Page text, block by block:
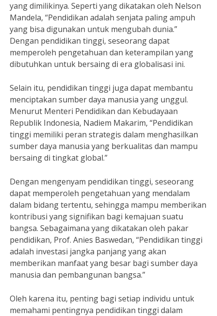
yang dimilikinya. Seperti yang dikatakan oleh Nelson
Mandela, “Pendidikan adalah senjata paling ampuh
yang bisa digunakan untuk mengubah dunia.”
Dengan pendidikan tinggi, seseorang dapat
memperoleh pengetahuan dan keterampilan yang
dibutuhkan untuk bersaing di era globalisasi ini.
Selain itu, pendidikan tinggi juga dapat membantu
menciptakan sumber daya manusia yang unggul.
Menurut Menteri Pendidikan dan Kebudayaan
Republik Indonesia, Nadiem Makarim, “Pendidikan
tinggi memiliki peran strategis dalam menghasilkan
sumber daya manusia yang berkualitas dan mampu
bersaing di tingkat global.”
Dengan mengenyam pendidikan tinggi, seseorang
dapat memperoleh pengetahuan yang mendalam
dalam bidang tertentu, sehingga mampu memberikan
kontribusi yang signifikan bagi kemajuan suatu
bangsa. Sebagaimana yang dikatakan oleh pakar
pendidikan, Prof. Anies Baswedan, “Pendidikan tinggi
adalah investasi jangka panjang yang akan
memberikan manfaat yang besar bagi sumber daya
manusia dan pembangunan bangsa.”
Oleh karena itu, penting bagi setiap individu untuk
memahami pentingnya pendidikan tinggi dalam